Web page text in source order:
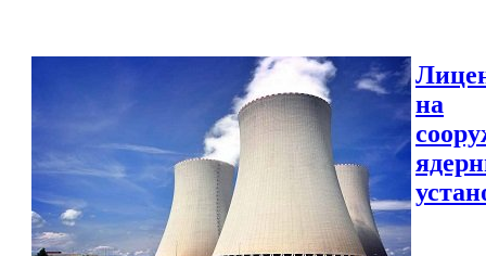
на